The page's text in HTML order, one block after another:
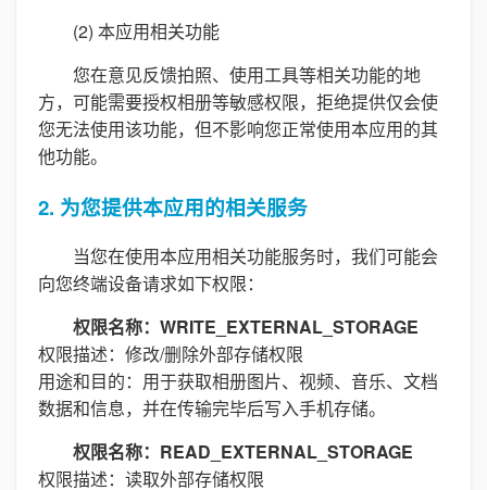
(2) 本应用相关功能
您在意见反馈拍照、使用工具等相关功能的地
方，可能需要授权相册等敏感权限，拒绝提供仅会使
您无法使用该功能，但不影响您正常使用本应用的其
他功能。
2. 为您提供本应用的相关服务
当您在使用本应用相关功能服务时，我们可能会
向您终端设备请求如下权限：
权限名称：WRITE_EXTERNAL_STORAGE
权限描述：修改/删除外部存储权限
用途和目的：用于获取相册图片、视频、音乐、文档
数据和信息，并在传输完毕后写入手机存储。
权限名称：READ_EXTERNAL_STORAGE
权限描述：读取外部存储权限